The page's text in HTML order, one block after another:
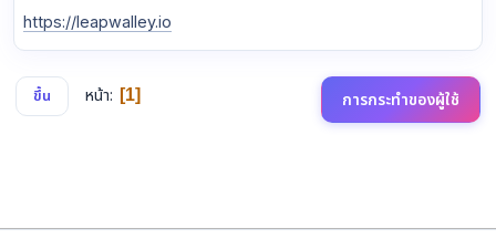
https://leapwalley.io
ขึ้น หน้า 1 การกระทำของผู้ใช้